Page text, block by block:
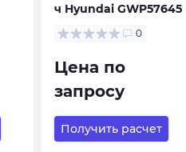
ч Hyundai GWP57645
0
Цена по
запросу
Получить расчет